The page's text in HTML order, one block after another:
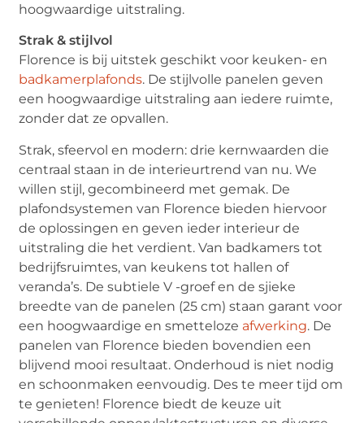
hoogwaardige uitstraling.
Strak & stijlvol
Florence is bij uitstek geschikt voor keuken- en
badkamerplafonds. De stijlvolle panelen geven
een hoogwaardige uitstraling aan iedere ruimte,
zonder dat ze opvallen.
Strak, sfeervol en modern: drie kernwaarden die
centraal staan in de interieurtrend van nu. We
willen stijl, gecombineerd met gemak. De
plafondsystemen van Florence bieden hiervoor
de oplossingen en geven ieder interieur de
uitstraling die het verdient. Van badkamers tot
bedrijfsruimtes, van keukens tot hallen of
veranda’s. De subtiele V -groef en de sjieke
breedte van de panelen (25 cm) staan garant voor
een hoogwaardige en smetteloze afwerking. De
panelen van Florence bieden bovendien een
blijvend mooi resultaat. Onderhoud is niet nodig
en schoonmaken eenvoudig. Des te meer tijd om
te genieten! Florence biedt de keuze uit